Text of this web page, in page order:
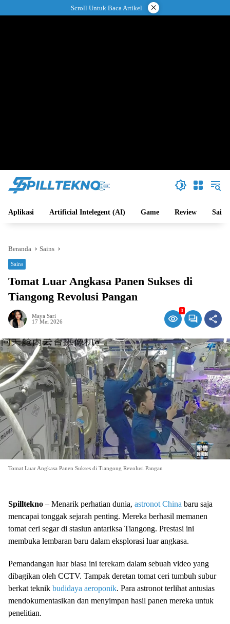
ke
Scroll Untuk Baca Artikel ×
Aplikasi Artificial Intelegent (AI) Game Review Sains
Beranda Sains
Sains
Tomat Luar Angkasa Panen Sukses di
Tiangong Revolusi Pangan
Maya Sari
17 Mei 2026
0
Tomat Luar Angkasa Panen Sukses di Tiangong Revolusi Pangan
Spilltekno – Menarik perhatian dunia, astronot China baru saja
mencapai tonggak sejarah penting. Mereka berhasil memanen
tomat ceri segar di stasiun antariksa Tiangong. Prestasi ini
membuka lembaran baru dalam eksplorasi luar angkasa.
Pemandangan luar biasa ini terekam dalam sebuah video yang
dibagikan oleh CCTV. Tampak deretan tomat ceri tumbuh subur
berkat teknik budidaya aeroponik. Para astronot terlihat antusias
mendokumentasikan dan menyimpan hasil panen mereka untuk
penelitian.